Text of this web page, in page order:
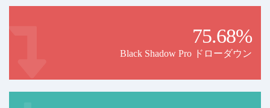
75.68%
Black Shadow Pro ドローダウン